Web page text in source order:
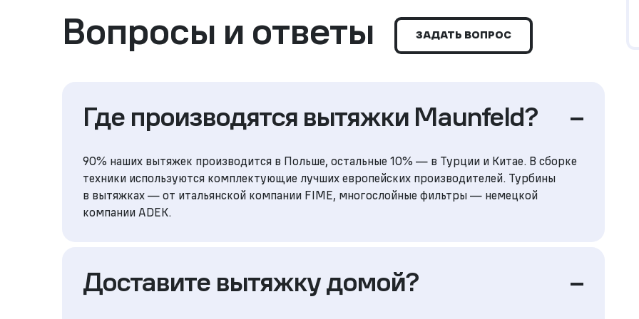
Вопросы и ответы ЗАДАТЬ ВОПРОС
Где производятся вытяжки Maunfeld? –
90% наших вытяжек производится в Польше, остальные 10% — в Турции и Китае. В сборке
техники используются комплектующие лучших европейских производителей. Турбины
в вытяжках — от итальянской компании FIME, многослойные фильтры — немецкой
компании ADEK.
Доставите вытяжку домой? –